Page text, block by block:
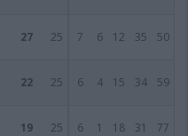
27 25 7 6 12 35 50
22 25 6 4 15 34 59
19 25 6 1 18 31 77